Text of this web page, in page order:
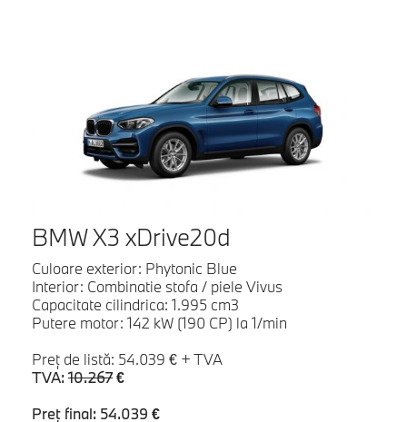
BMW X3 xDrive20d
Culoare exterior: Phytonic Blue
Interior: Combinatie stofa / piele Vivus
Capacitate cilindrica: 1.995 cm3
Putere motor: 142 kW (190 CP) la 1/min
Preţ de listă: 54.039 € + TVA
TVA: 10.267€
Preţ final: 54.039 €